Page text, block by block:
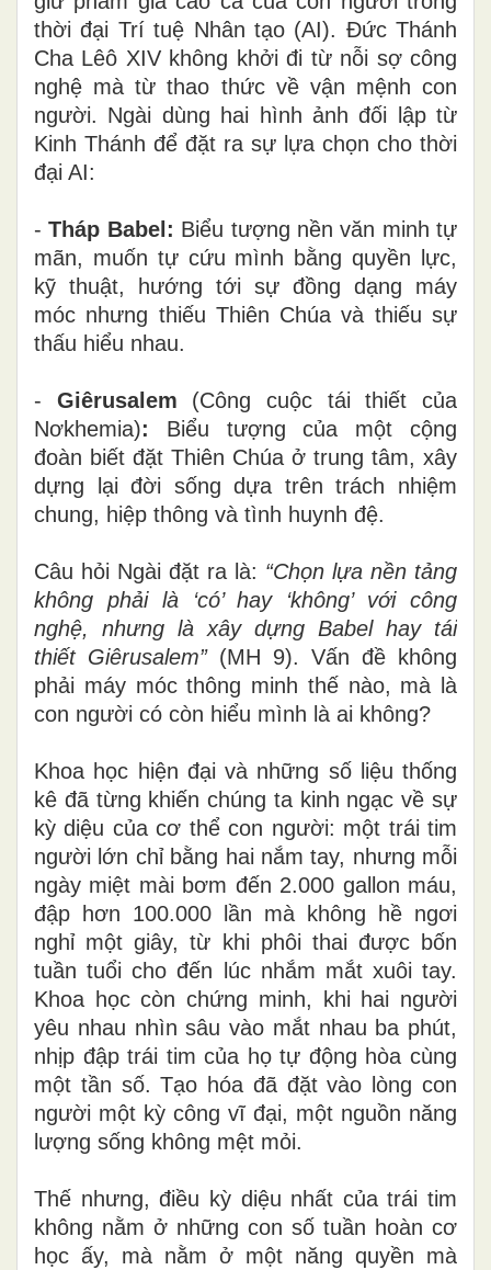
thời đại Trí tuệ Nhân tạo (AI). Đức Thánh
Cha Lêô XIV không khởi đi từ nỗi sợ công
nghệ mà từ thao thức về vận mệnh con
người. Ngài dùng hai hình ảnh đối lập từ
Kinh Thánh để đặt ra sự lựa chọn cho thời
đại AI:
-Tháp Babel: Biểu tượng nền văn minh tự
mãn, muốn tự cứu mình bằng quyền lực,
kỹ thuật, hướng tới sự đồng dạng máy
móc nhưng thiếu Thiên Chúa và thiếu sự
thấu hiểu nhau.
- Giêrusalem (Công cuộc tái thiết của
Nơkhemia): Biểu tượng của một cộng
đoàn biết đặt Thiên Chúa ở trung tâm, xây
dựng lại đời sống dựa trên trách nhiệm
chung, hiệp thông và tình huynh đệ.
Câu hỏi Ngài đặt ra là: “Chọn lựa nền tảng
không phải là ‘có’ hay ‘không’ với công
nghệ, nhưng là xây dựng Babel hay tái
thiết Giêrusalem”(MH 9). Vấn đề không
phải máy móc thông minh thế nào, mà là
con người có còn hiểu mình là ai không?
Khoa học hiện đại và những số liệu thống
kê đã từng khiến chúng ta kinh ngạc về sự
kỳ diệu của cơ thể con người: một trái tim
người lớn chỉ bằng hai nắm tay, nhưng mỗi
ngày miệt mài bơm đến 2.000 gallon máu,
đập hơn 100.000 lần mà không hề ngơi
nghỉ một giây, từ khi phôi thai được bốn
tuần tuổi cho đến lúc nhắm mắt xuôi tay.
Khoa học còn chứng minh, khi hai người
yêu nhau nhìn sâu vào mắt nhau ba phút,
nhịp đập trái tim của họ tự động hòa cùng
một tần số. Tạo hóa đã đặt vào lòng con
người một kỳ công vĩ đại, một nguồn năng
lượng sống không mệt mỏi.
Thế nhưng, điều kỳ diệu nhất của trái tim
không nằm ở những con số tuần hoàn cơ
học ấy, mà nằm ở một năng quyền mà